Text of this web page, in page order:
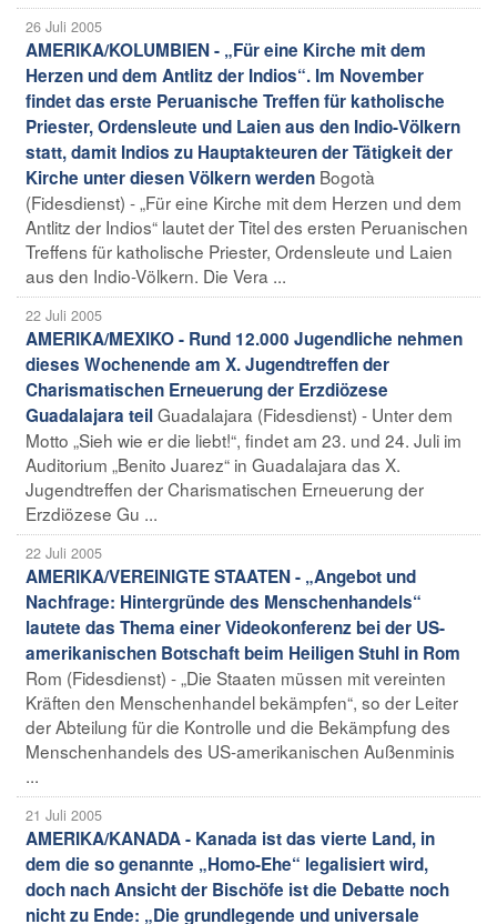
26 Juli 2005
AMERIKA/KOLUMBIEN - „Für eine Kirche mit dem
Herzen und dem Antlitz der Indios“. Im November
findet das erste Peruanische Treffen für katholische
Priester, Ordensleute und Laien aus den Indio-Völkern
statt, damit Indios zu Hauptakteuren der Tätigkeit der
Kirche unter diesen Völkern werden Bogotà
(Fidesdienst) - „Für eine Kirche mit dem Herzen und dem
Antlitz der Indios“ lautet der Titel des ersten Peruanischen
Treffens für katholische Priester, Ordensleute und Laien
aus den Indio-Völkern. Die Vera ...
22 Juli 2005
AMERIKA/MEXIKO - Rund 12.000 Jugendliche nehmen
dieses Wochenende am X. Jugendtreffen der
Charismatischen Erneuerung der Erzdiözese
Guadalajara teilGuadalajara (Fidesdienst) - Unter dem
Motto „Sieh wie er die liebt!“, findet am 23. und 24. Juli im
Auditorium „Benito Juarez“ in Guadalajara das X.
Jugendtreffen der Charismatischen Erneuerung der
Erzdiözese Gu ...
22 Juli 2005
AMERIKA/VEREINIGTE STAATEN - „Angebot und
Nachfrage: Hintergründe des Menschenhandels“
lautete das Thema einer Videokonferenz bei der US-
amerikanischen Botschaft beim Heiligen Stuhl in Rom
Rom (Fidesdienst) - „Die Staaten müssen mit vereinten
Kräften den Menschenhandel bekämpfen“, so der Leiter
der Abteilung für die Kontrolle und die Bekämpfung des
Menschenhandels des US-amerikanischen Außenminis
...
21 Juli 2005
AMERIKA/KANADA - Kanada ist das vierte Land, in
dem die so genannte „Homo-Ehe“ legalisiert wird,
doch nach Ansicht der Bischöfe ist die Debatte noch
nicht zu Ende: „Die grundlegende und universale